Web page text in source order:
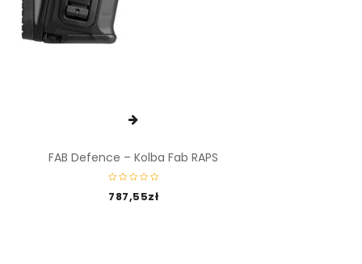
FAB Defence – Kolba Fab RAPS
787,55zł